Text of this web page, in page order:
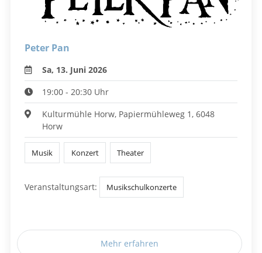
Peter Pan
Sa, 13. Juni 2026
19:00 - 20:30 Uhr
Kulturmühle Horw, Papiermühleweg 1, 6048
Horw
Musik Konzert Theater
Veranstaltungsart: Musikschulkonzerte
Mehr erfahren